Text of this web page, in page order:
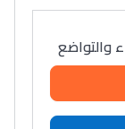
والتواضع